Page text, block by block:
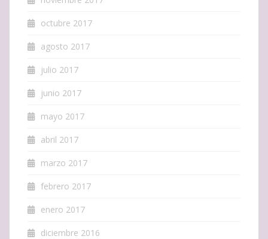
octubre 2017
agosto 2017
julio 2017
junio 2017
mayo 2017
abril 2017
marzo 2017
febrero 2017
enero 2017
diciembre 2016